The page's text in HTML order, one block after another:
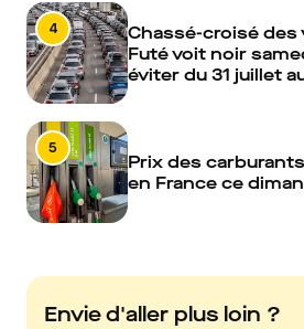
4
Chassé-croisé des
Futé voit noir
éviter du 31 juillet
5
Prix des
en France ce
Envie d'aller plus loin ?